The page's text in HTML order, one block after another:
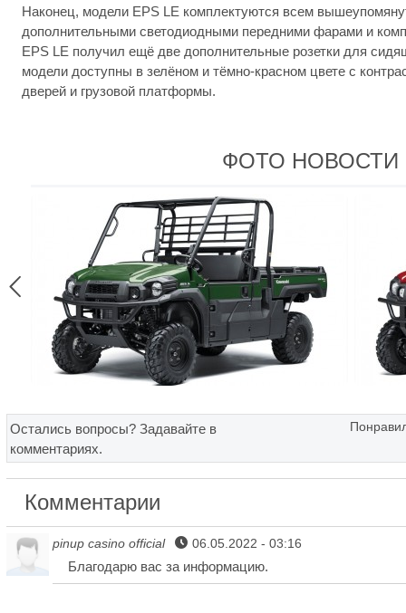
Наконец, модели EPS LE комплектуются всем
дополнительными светодиодными передними фарами и
EPS LE получил ещё две дополнительные розетки для
модели доступны в зелёном и тёмно-красном цвете с
дверей и грузовой платформы.
ФОТО НОВОСТИ

Остались вопросы? Задавайте в
комментариях.
Комментарии
pinup casino official 06.05.2022 - 03:16
Благодарю вас за информацию.